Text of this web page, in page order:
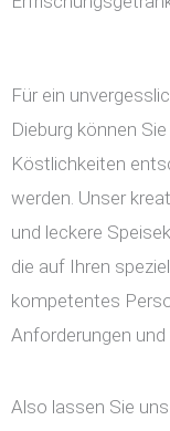
Für ein
Dieburg können
Köstlichkeiten
werden. Unser
und leckere
die auf Ihren
kompetentes
Anforderungen
Also lassen Sie